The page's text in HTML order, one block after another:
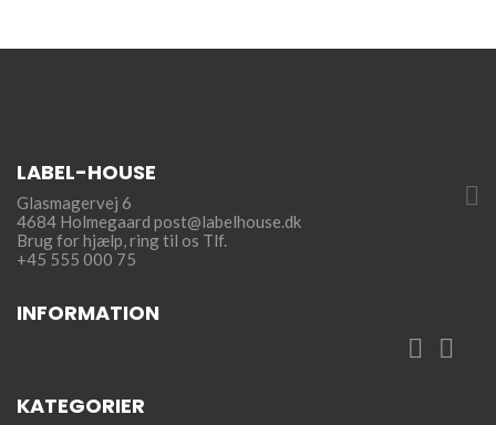
LABEL-HOUSE
Glasmagervej 6
4684 Holmegaard post@labelhouse.dk
Brug for hjælp,ring til os Tlf.
+45 555 000 75
INFORMATION
 
KATEGORIER
